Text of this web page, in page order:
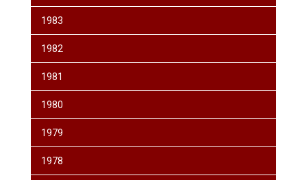
1983
1982
1981
1980
1979
1978